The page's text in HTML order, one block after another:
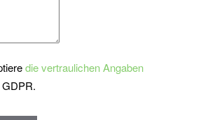
die vertraulichen Angaben